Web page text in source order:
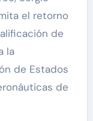
el retorno
de
la
de Estados
de